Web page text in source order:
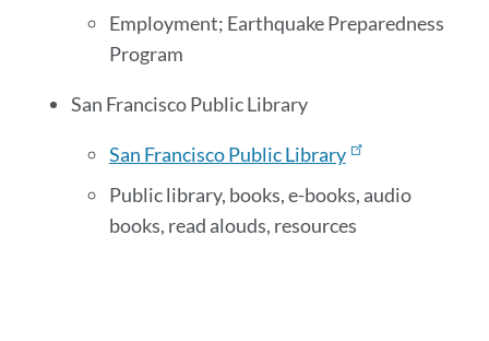
Employment; Earthquake Preparedness
Program
San Francisco Public Library
San Francisco Public Library
Public library, books, e-books, audio
books, read alouds, resources